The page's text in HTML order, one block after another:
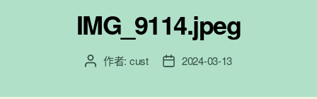
IMG_9114.jpeg
文 作者: cust
文 2024-03-13